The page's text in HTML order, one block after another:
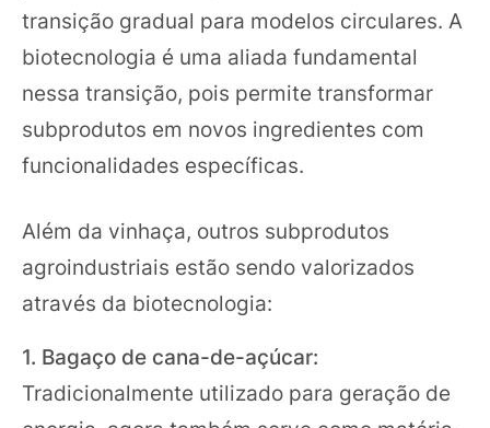
transição gradual para modelos circulares. A
biotecnologia é uma aliada fundamental
nessa transição, pois permite transformar
subprodutos em novos ingredientes com
funcionalidades específicas.
Além da vinhaça, outros subprodutos
agroindustriais estão sendo valorizados
através da biotecnologia:
1. Bagaço de cana-de-açúcar:
Tradicionalmente utilizado para geração de